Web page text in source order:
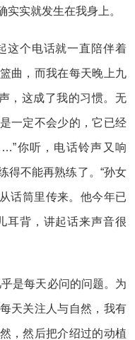
实就发生在我身上。
这个电话就一直陪伴着
曲，而我在每天晚上九
，这成了我的习惯。无
一定不会少的，它已经
你听，电话铃声又响
不能再熟练了。“孙女
话筒里传来。他今年已
耳背，讲起话来声音很
乎是每天必问的问题。为
天关注人与自然，我有
，然后把介绍过的动植